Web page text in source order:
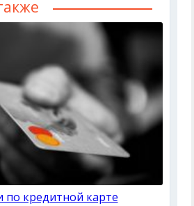
по кредитной карте